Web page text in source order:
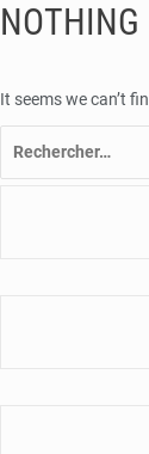
NOTHING
It seems we can’t